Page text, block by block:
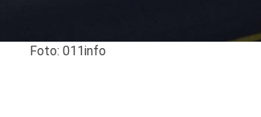
Foto: 011info